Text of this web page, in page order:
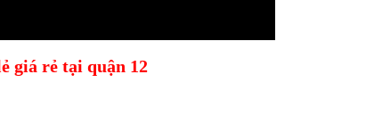
giá rẻ tại quận 12